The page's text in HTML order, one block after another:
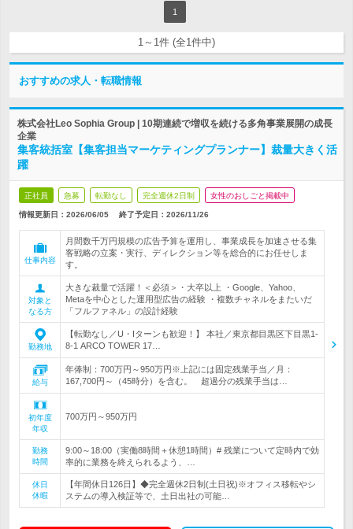
1
1～1件 (全1件中)
おすすめの求人・転職情報
株式会社Leo Sophia Group | 10期連続で増収を続ける多角事業展開の成長
企業
集客統括室【集客担当マーケティングプランナー】裁量大きく活
躍
正社員 急募 転勤なし 完全週休2日制 女性のおしごと掲載中
情報更新日：2026/06/05 終了予定日： 2026/11/26
仕事内容
月間数千万円規模の広告予算を運用し、事業成長を加速させる集
客戦略の立案・実行、ディレクション等を総合的にお任せしま
す。
対象と
なる方
大きな裁量で活躍！＜必須＞・大卒以上 ・Google、Yahoo、
Metaを中心とした運用型広告の経験 ・複数チャネルをまたいだ
「フルファネル」の設計経験
勤務地
【転勤なし／U・Iターンも歓迎！】 本社／東京都目黒区下目黒1-
8-1 ARCO TOWER 17…
給与
年俸制：700万円～950万円※上記には固定残業手当／月：
167,700円～（45時分）を含む。 超過分の残業手当は…
初年度
年収
700万円～950万円
勤務
時間
9:00～18:00（実働8時間＋休憩1時間）# 残業について定時内で効
率的に業務を終えられるよう、…
休日
休暇
【年間休日126日】◆完全週休2日制(土日祝)※オフィス移転やシ
ステムの導入検証等で、土日出社の可能…